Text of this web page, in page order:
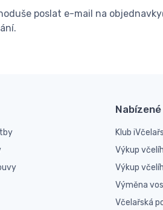
poslat e-mail na
Klub
Výkup
Výkup
Výměna
Včelařská